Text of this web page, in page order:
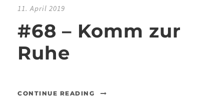
11. April 2019
#68 – Komm zur
Ruhe
CONTINUE READING